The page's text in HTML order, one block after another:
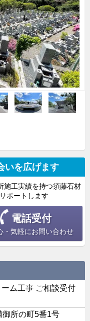
いを広げます
施工実績を持つ須藤石材
ポートします
電話受付
・気軽にお問い合わせ
ム工事 ご相談受付
御所の町5番1号